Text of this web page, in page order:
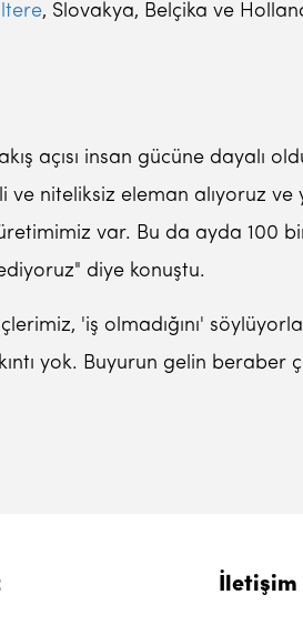
, Slovakya, Belçika ve
açısı insan gücüne dayalı
ve niteliksiz eleman alıyoruz ve
var. Bu da ayda 100
diye konuştu.
'iş olmadığını'
yok. Buyurun gelin beraber
İletişim